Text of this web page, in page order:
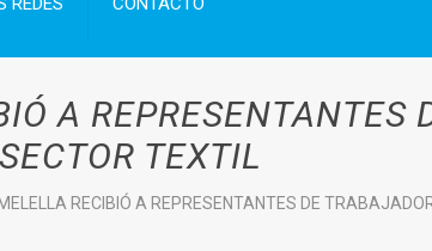
A REPRESENTANTES
SECTOR TEXTIL
RECIBIÓ A REPRESENTANTES DE